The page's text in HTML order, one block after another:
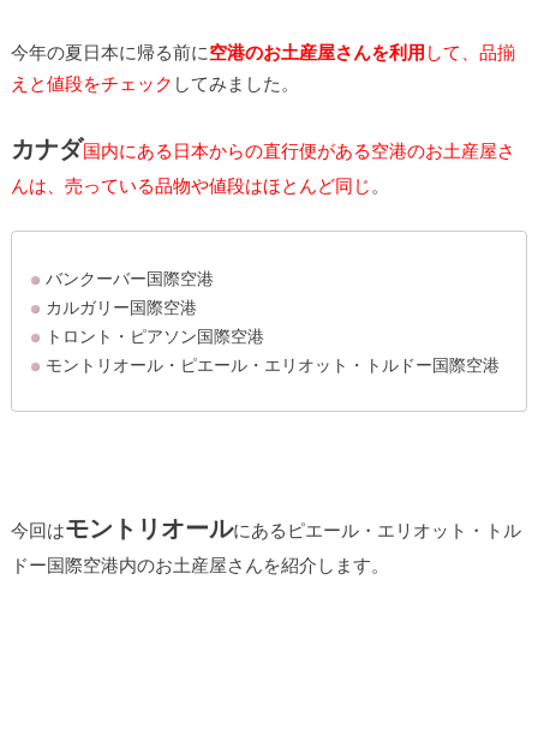
今年の夏日本に帰る前に空港のお土産屋さんを利用 して、品揃
えと値段をチェック してみました。
カナダ国内にある日本からの直行便がある空港のお土産屋さ
んは、売っている品物や値段はほとんど同じ 。
バンクーバー国際空港
カルガリー国際空港
トロント・ピアソン国際空港
モントリオール・ピエール・エリオット・トルドー国際空港
今回はモントリオールにあるピエール・エリオット・トル
ドー国際空港内のお土産屋さんを紹介します。